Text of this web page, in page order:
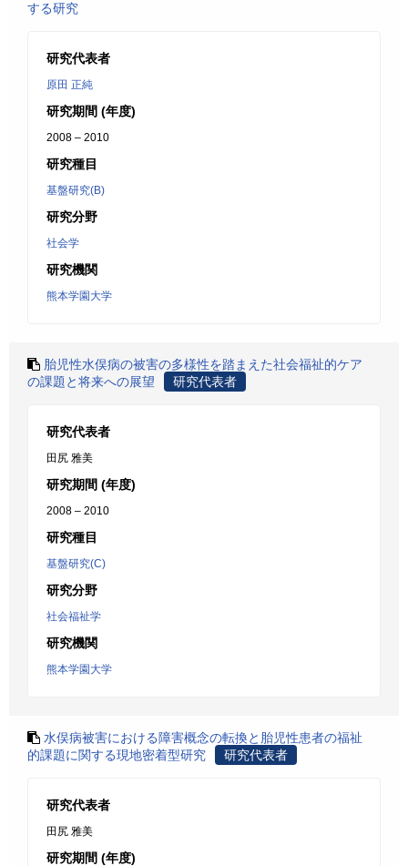
する研究
研究代表者
原田 正純
研究期間 (年度)
2008 – 2010
研究種目
基盤研究(B)
研究分野
社会学
研究機関
熊本学園大学
胎児性水俣病の被害の多様性を踏まえた社会福祉的ケア
の課題と将来への展望
研究代表者
研究代表者
田尻 雅美
研究期間 (年度)
2008 – 2010
研究種目
基盤研究(C)
研究分野
社会福祉学
研究機関
熊本学園大学
水俣病被害における障害概念の転換と胎児性患者の福祉
的課題に関する現地密着型研究
研究代表者
研究代表者
田尻 雅美
研究期間 (年度)